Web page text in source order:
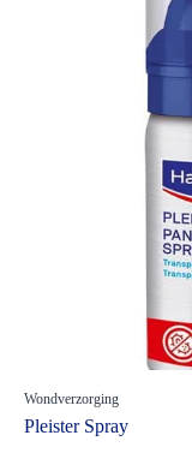
Wondverzorging
Pleister Spray